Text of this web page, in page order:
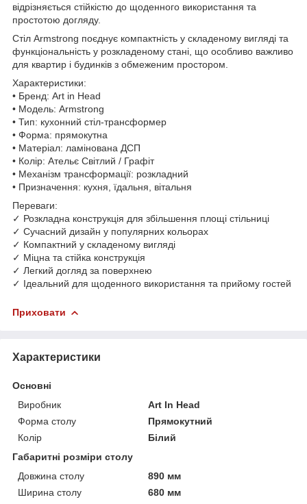
відрізняється стійкістю до щоденного використання та
простотою догляду.
Стіл Armstrong поєднує компактність у складеному вигляді та
функціональність у розкладеному стані, що особливо важливо
для квартир і будинків з обмеженим простором.
Характеристики:
• Бренд: Art in Head
• Модель: Armstrong
• Тип: кухонний стіл-трансформер
• Форма: прямокутна
• Матеріал: ламінована ДСП
• Колір: Ательє Світлий / Графіт
• Механізм трансформації: розкладний
• Призначення: кухня, їдальня, вітальня
Переваги:
✓ Розкладна конструкція для збільшення площі стільниці
✓ Сучасний дизайн у популярних кольорах
✓ Компактний у складеному вигляді
✓ Міцна та стійка конструкція
✓ Легкий догляд за поверхнею
✓ Ідеальний для щоденного використання та прийому гостей
Приховати
Характеристики
Основні
Виробник
Art In Head
Форма столу
Прямокутний
Колір
Білий
Габаритні розміри столу
Довжина столу
890 мм
Ширина столу
680 мм